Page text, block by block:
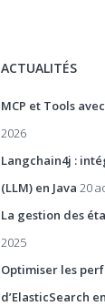
ACTUALITÉS
MCP et Tools
2026
Langchain4j :
(LLM) en Java 20
La gestion des
2025
Optimiser les
d’ElasticSearch